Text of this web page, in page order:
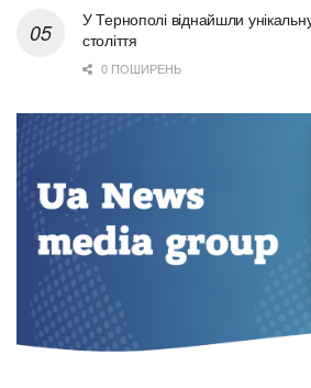
У Тернополі віднайшли
століття
0 ПОШИРЕНЬ